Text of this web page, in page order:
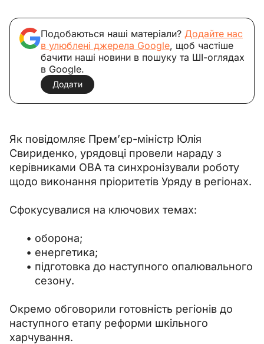
Подобаються наші матеріали? Додайте нас
в улюблені джерела Google, щоб частіше
бачити наші новини в пошуку та ШІ-оглядах
в Google.
Додати
Як повідомляє Прем’єр-міністр Юлія
Свириденко, урядовці провели нараду з
керівниками ОВА та синхронізували роботу
щодо виконання пріоритетів Уряду в регіонах.
Сфокусувалися на ключових темах:
оборона;
енергетика;
підготовка до наступного опалювального
сезону.
Окремо обговорили готовність регіонів до
наступного етапу реформи шкільного
харчування.